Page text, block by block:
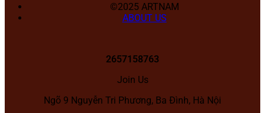
©2025 ARTNAM
ABOUT US
2657158763
Join Us
Ngõ 9 Nguyễn Tri Phương, Ba Đình, Hà Nội